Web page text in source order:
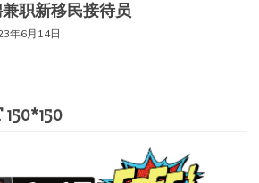
职新移民接待员
年6月14日
150*150